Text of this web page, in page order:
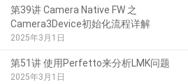
第39讲 Camera Native FW 之
Camera3Device初始化流程详解
2025年3月1日
第51讲 使用Perfetto来分析LMK问题
2025年3月1日